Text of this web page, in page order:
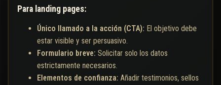
Para landing pages:
Único llamado a la acción (CTA): El objetivo debe
estar visible y ser persuasivo.
Formulario breve: Solicitar solo los datos
estrictamente necesarios.
Elementos de confianza: Añadir testimonios, sellos